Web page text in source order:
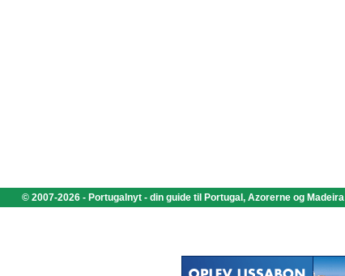
© 2007-2026 - Portugalnyt - din guide til Portugal, Azorerne og Madeira